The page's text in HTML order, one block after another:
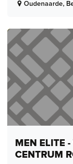
Oudenaarde,
MEN ELITE
CENTRUM